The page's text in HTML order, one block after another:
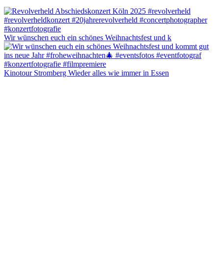
Wir wünschen euch ein schönes Weihnachtsfest und k
Kinotour Stromberg Wieder alles wie immer in Essen